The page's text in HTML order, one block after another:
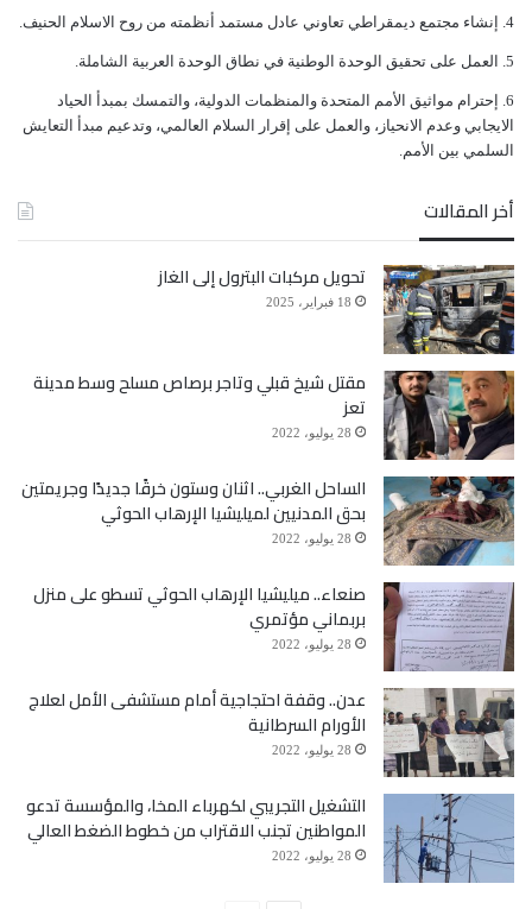
ﺇﻧﺸﺎﺀ ﻣﺠﺘﻤﻊ ﺩﻳﻤﻘﺮﺍﻃﻲ ﺗﻌﺎﻭﻧﻲ ﻋﺎﺩﻝ ﻣﺴﺘﻤﺪ ﺃﻧﻈﻤﺘﻪ ﻣﻦ ﺭﻭﺡ ﺍﻻﺳﻼﻡ ﺍﻟﺤﻨﻴﻒ.
ﺍﻟﻌﻤﻞ ﻋﻠﻰ ﺗﺤﻘﻴﻖ ﺍﻟﻮﺣﺪﺓ ﺍﻟﻮﻃﻨﻴﺔ ﻓﻲ ﻧﻄﺎﻕ ﺍﻟﻮﺣﺪﺓ ﺍﻟﻌﺮﺑﻴﺔ ﺍﻟﺸﺎﻣﻠﺔ.
ﺇﺣﺘﺮﺍﻡ ﻣﻮﺍﺛﻴﻖ الأﻣﻢ ﺍﻟﻤﺘﺤﺪﺓ ﻭﺍﻟﻤﻨﻈﻤﺎﺕ ﺍﻟﺪﻭﻟﻴﺔ، ﻭﺍﻟﺘﻤﺴﻚ ﺑﻤﺒﺪﺃ ﺍﻟﺤﻴﺎﺩ
ﺍﻻﻳﺠﺎﺑﻲ ﻭﻋﺪﻡ ﺍﻻﻧﺤﻴﺎﺯ، ﻭﺍﻟﻌﻤﻞ ﻋﻠﻰ ﺇﻗﺮﺍﺭ ﺍﻟﺴﻼﻡ ﺍﻟﻌﺎﻟﻤﻲ، ﻭﺗﺪﻋﻴﻢ ﻣﺒﺪﺃ ﺍﻟﺘﻌﺎﻳﺶ
ﺍﻟﺴﻠﻤﻲ ﺑﻴﻦ ﺍﻷﻣﻢ.
أخر المقالات
تحويل مركبات البترول إلى الغاز
18 فبراير، 2025
مقتل شيخ قبلي وتاجر برصاص مسلح وسط مدينة
تعز
28 يوليو، 2022
الساحل الغربي.. اثنان وستون خرقًا جديدًا وجريمتين
بحق المدنيين لميليشيا الإرهاب الحوثي
28 يوليو، 2022
صنعاء.. ميليشيا الإرهاب الحوثي تسطو على منزل
بربماني مؤتمري
28 يوليو، 2022
عدن.. وقفة احتجاجية أمام مستشفى الأمل لعلاج
الأورام السرطانية
28 يوليو، 2022
التشغيل التجريبي لكهرباء المخا، والمؤسسة تدعو
المواطنين تجنب الاقتراب من خطوط الضغط العالي
28 يوليو، 2022